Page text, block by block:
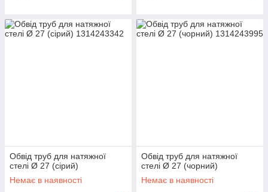
Обвід труб для натяжної
стелі Ø 27 (сірий)
Немає в наявності
Обвід труб для натяжної
стелі Ø 27 (чорний)
Немає в наявності